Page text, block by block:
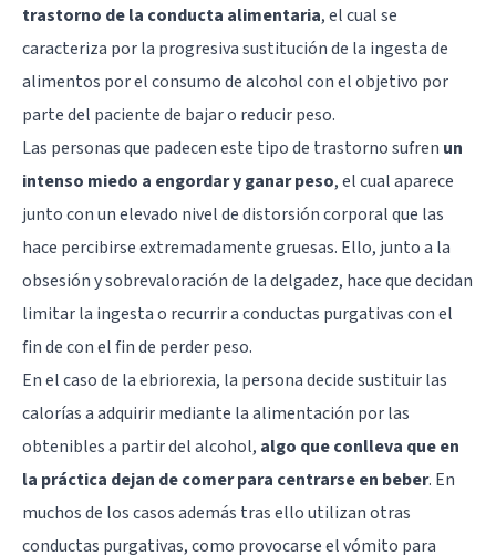
trastorno de la conducta alimentaria, el cual se
caracteriza por la progresiva sustitución de la ingesta de
alimentos por el consumo de alcohol con el objetivo por
parte del paciente de bajar o reducir peso.
Las personas que padecen este tipo de trastorno sufren un
intenso miedo a engordar y ganar peso, el cual aparece
junto con un elevado nivel de distorsión corporal que las
hace percibirse extremadamente gruesas. Ello, junto a la
obsesión y sobrevaloración de la delgadez, hace que decidan
limitar la ingesta o recurrir a conductas purgativas con el
fin de con el fin de perder peso.
En el caso de la ebriorexia, la persona decide sustituir las
calorías a adquirir mediante la alimentación por las
obtenibles a partir del alcohol, algo que conlleva que en
la práctica dejan de comer para centrarse en beber. En
muchos de los casos además tras ello utilizan otras
conductas purgativas, como provocarse el vómito para